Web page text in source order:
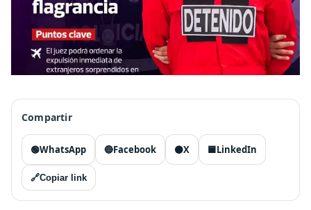
Compartir
🟢WhatsApp 🔵Facebook ⚫X 🟦LinkedIn
🔗Copiar link